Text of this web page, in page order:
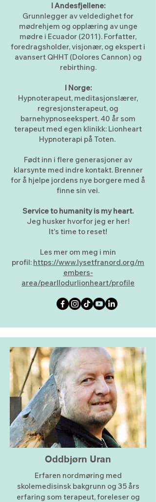
I Andesfjellene:
Grunnlegger av veldedighet for
mødrehjem og opplæring av unge
mødre i Ecuador (2011). Forfatter,
foredragsholder, visjonær, og ekspert i
avansert QHHT (Dolores Cannon) og
rebirthing.
I Norge:
Hypnoterapeut, meditasjonslærer,
regresjonsterapeut, og
barnehypnoseekspert. 40 år som
terapeut med egen klinikk: Lionheart
Hypnoterapi på Toten.
Født inn i flere generasjoner av
klarsynte med indre kontakt. Brenner
for å hjelpe jordens nye borgere med å
finne sin vei.
Service to humanity is my heart.
Jeg husker hvorfor jeg er her!
It's time to reset!
Les mer om meg i min
profil: https://www.lysetfranord.org/m
embers-
area/pearllodurlionheart/profile
Oddbjørn Uran
Erfaren nordmøring med
skolemedisinsk bakgrunn og 35 års
erfaring som terapeut, foreleser og